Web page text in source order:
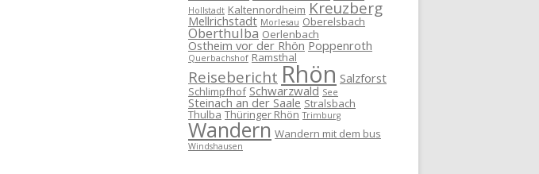
Hollstadt Kaltennordheim Kreuzberg
Mellrichstadt Morlesau Oberelsbach
Oberthulba Oerlenbach
Ostheim vor der Rhön Poppenroth
Querbachshof Ramsthal
ReiseberichtRhön Salzforst
Schlimpfhof Schwarzwald See
Steinach an der Saale Stralsbach
Thulba Thüringer Rhön Trimburg
Wandern Wandern mit dem bus
Windshausen